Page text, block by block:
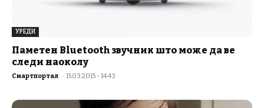
УРЕДИ
Паметен Bluetooth звучник што може да ве
следи наоколу
Смартпортал - 15.03.2015 - 14:43